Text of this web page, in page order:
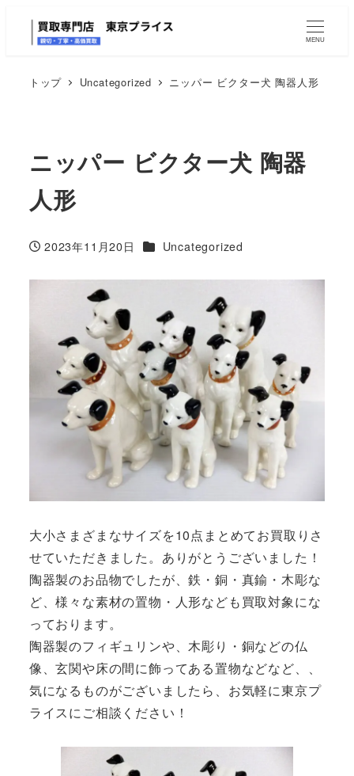
MENU
トップ Uncategorized ニッパー ビクター犬 陶器人形
ニッパー ビクター犬 陶器
人形
投稿日
2023年11月20日 カテゴリー
Uncategorized
大小さまざまなサイズを10点まとめてお買取りさ
せていただきました。ありがとうございました！
陶器製のお品物でしたが、鉄・銅・真鍮・木彫な
ど、様々な素材の置物・人形なども買取対象にな
っております。
陶器製のフィギュリンや、木彫り・銅などの仏
像、玄関や床の間に飾ってある置物などなど、、
気になるものがございましたら、お気軽に東京プ
ライスにご相談ください！